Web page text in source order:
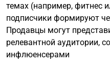
темах (например, фитнес
подписчики формируют
Продавцы могут
релевантной аудитории,
инфлюенсерами